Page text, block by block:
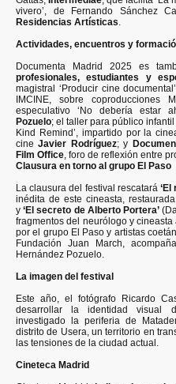
vivero’, de Fernando Sánchez
Residencias Artísticas
Actividades, encuentros y
Documenta Madrid 2025 es
profesionales, estudiantes y
magistral ‘Producir cine
IMCINE, sobre coproducciones
especulativo ‘No debería estar
Pozuelo; el taller para público
Kind Remind’, impartido por la
cineJavier Rodríguez; y
Film Office , foro de reflexión entre
Clausura en torno al grupo El Paso
La clausura del festival rescatará ‘El
inédita de este cineasta,
y‘El secreto de Alberto Portera’
fragmentos del neurólogo y
por el grupo El Paso y artistas
Fundación Juan March,
Hernández Pozuelo.
La imagen del festival
Este año, el fotógrafo Ricardo
desarrollar la identidad visual
investigado la periferia de
distrito de Usera, un territorio en
las tensiones de la ciudad actual.
Cineteca Madrid